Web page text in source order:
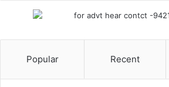
Popular Recent